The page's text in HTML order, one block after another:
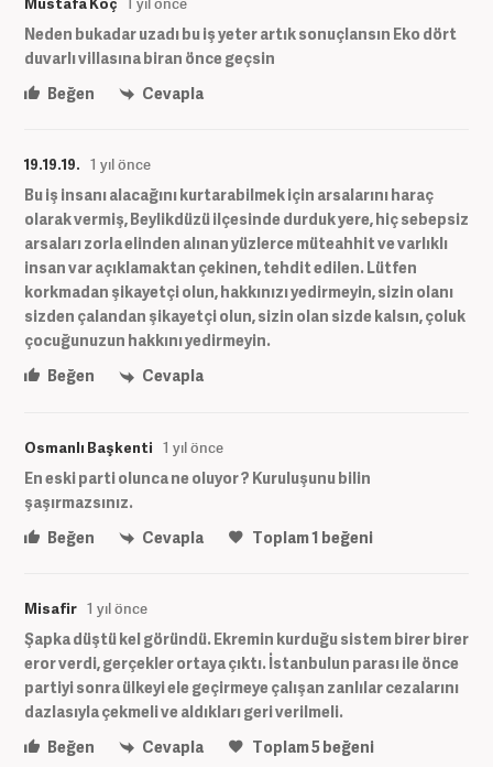
Neden bukadar uzadı bu iş yeter artık sonuçlansın Eko dört
duvarlı villasına biran önce geçsin
Beğen
Cevapla
19.19.19. 1 yıl önce
Bu iş insanı alacağını kurtarabilmek için arsalarını haraç
olarak vermiş, Beylikdüzü ilçesinde durduk yere, hiç sebepsiz
arsaları zorla elinden alınan yüzlerce müteahhit ve varlıklı
insan var açıklamaktan çekinen, tehdit edilen. Lütfen
korkmadan şikayetçi olun, hakkınızı yedirmeyin, sizin olanı
sizden çalandan şikayetçi olun, sizin olan sizde kalsın, çoluk
çocuğunuzun hakkını yedirmeyin.
Beğen
Cevapla
Osmanlı Başkenti 1 yıl önce
En eski parti olunca ne oluyor ? Kuruluşunu bilin
şaşırmazsınız.
Beğen
Cevapla Toplam1 beğeni
Misafir 1 yıl önce
Şapka düştü kel göründü. Ekremin kurduğu sistem birer birer
eror verdi, gerçekler ortaya çıktı. İstanbulun parası ile önce
partiyi sonra ülkeyi ele geçirmeye çalışan zanlılar cezalarını
dazlasıyla çekmeli ve aldıkları geri verilmeli.
Beğen
Cevapla Toplam5beğeni